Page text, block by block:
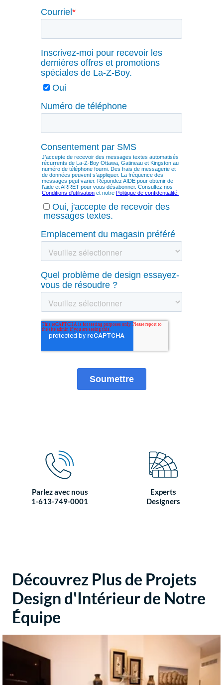
Parlez avec nous
1-613-749-0001
Experts
Designers
Découvrez Plus de Projets
Design d'Intérieur de Notre
Équipe